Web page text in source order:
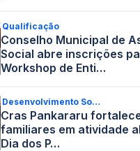
Qualificação
Conselho Municipal de
Social abre inscrições
Workshop de Enti…
Desenvolvimento So…
Cras Pankararu
familiares em atividade
Dia dos P…